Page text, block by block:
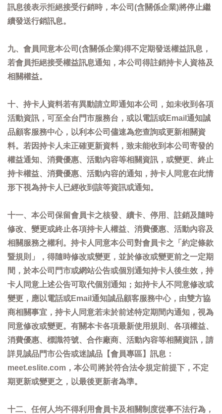
訊息後表示拒絕接受行銷時，本公司(含關係企業)將停止繼
續發送行銷訊息。
九、會員同意本公司(含關係企業)得不定期發送權益訊息，
若會員拒絕接受權益訊息通知，本公司得註銷持卡人資格及
相關權益。
十、持卡人資料若有異動請立即通知本公司，如未收到各項
活動資訊，可至全台門市服務台，或以電話或Email通知誠
品顧客服務中心，以利本公司儘速為您查詢或更新相關資
料。若因持卡人未正確更新資料，致未能收到本公司寄發的
權益通知、消費優惠、活動內容等相關資訊，或變更、終止
持卡權益、消費優惠、活動內容的通知，持卡人同意在此情
形下視為持卡人已經收到該等資訊或通知。
十一、本公司保留會員卡之核發、續卡、停用、註銷及隨時
修改、變更或終止各項持卡人權益、消費優惠、活動內容及
相關服務之權利。持卡人同意本公司對會員卡之「約定條款
暨規則」，得隨時修改或變更，並於修改或變更前之一定期
間，於本公司門市或網站公告或個別通知持卡人後生效，持
卡人同意上述公告可取代個別通知；如持卡人不同意修改或
變更，應以電話或Email通知誠品顧客服務中心，由雙方協
商相關事宜，持卡人同意若未於前述特定期間內通知，視為
同意修改或變更。有關本卡各項最新使用規則、各項權益、
消費優惠、標識符號、合作廠商、活動內容等相關資訊，請
詳見誠品門市公告或迷誠品【會員專區】訊息：
meet.eslite.com，本公司將於符合法令規定前提下，不定
期更新或變更之，以最後更新者為準。
十二、任何人均不得利用會員卡及相關制度從事不法行為，